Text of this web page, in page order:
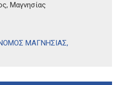
Μαγνησίας
ΜΑΓΝΗΣΙΑΣ,